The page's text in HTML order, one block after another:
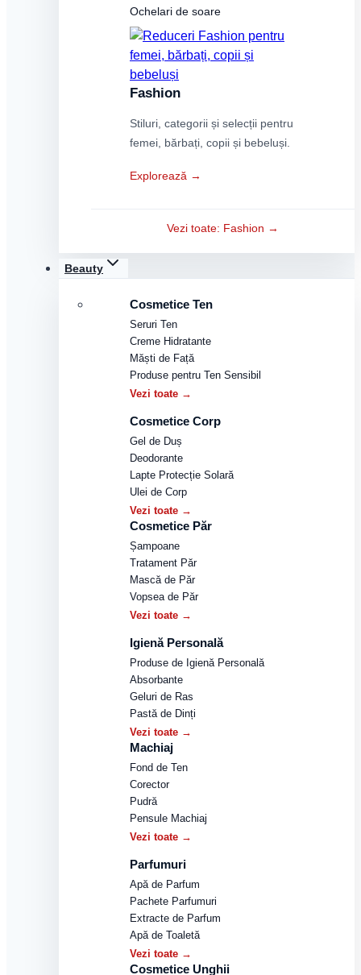
Ochelari de soare
Fashion
Stiluri, categorii și selecții pentru
femei, bărbați, copii și bebeluși.
Explorează →
Vezi toate: Fashion →
Beauty
Cosmetice Ten
Seruri Ten
Creme Hidratante
Măști de Față
Produse pentru Ten Sensibil
Vezi toate →
Cosmetice Corp
Gel de Duș
Deodorante
Lapte Protecție Solară
Ulei de Corp
Vezi toate →
Cosmetice Păr
Șampoane
Tratament Păr
Mască de Păr
Vopsea de Păr
Vezi toate →
Igienă Personală
Produse de Igienă Personală
Absorbante
Geluri de Ras
Pastă de Dinți
Vezi toate →
Machiaj
Fond de Ten
Corector
Pudră
Pensule Machiaj
Vezi toate →
Parfumuri
Apă de Parfum
Pachete Parfumuri
Extracte de Parfum
Apă de Toaletă
Vezi toate →
Cosmetice Unghii